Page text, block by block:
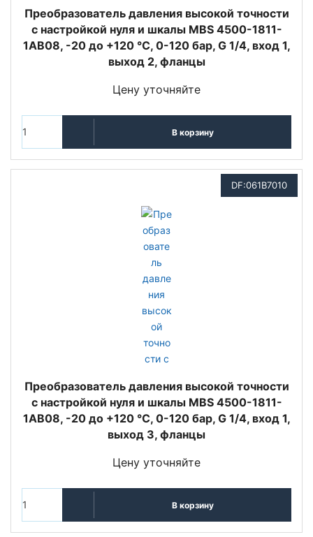
Преобразователь давления высокой точности
с настройкой нуля и шкалы MBS 4500-1811-
1AB08, -20 до +120 °C, 0-120 бар, G 1/4, вход 1,
выход 2, фланцы
Цену уточняйте
В корзину
DF:061B7010
Преобразователь давления высокой точности
с настройкой нуля и шкалы MBS 4500-1811-
1AB08, -20 до +120 °C, 0-120 бар, G 1/4, вход 1,
выход 3, фланцы
Цену уточняйте
В корзину